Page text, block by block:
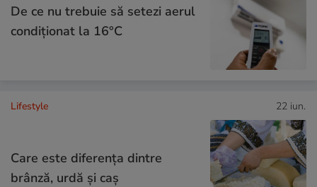
De ce nu trebuie să setezi aerul
condiţionat la 16°C
Lifestyle 22 iun.
Care este diferenţa dintre
brânză, urdă şi caş